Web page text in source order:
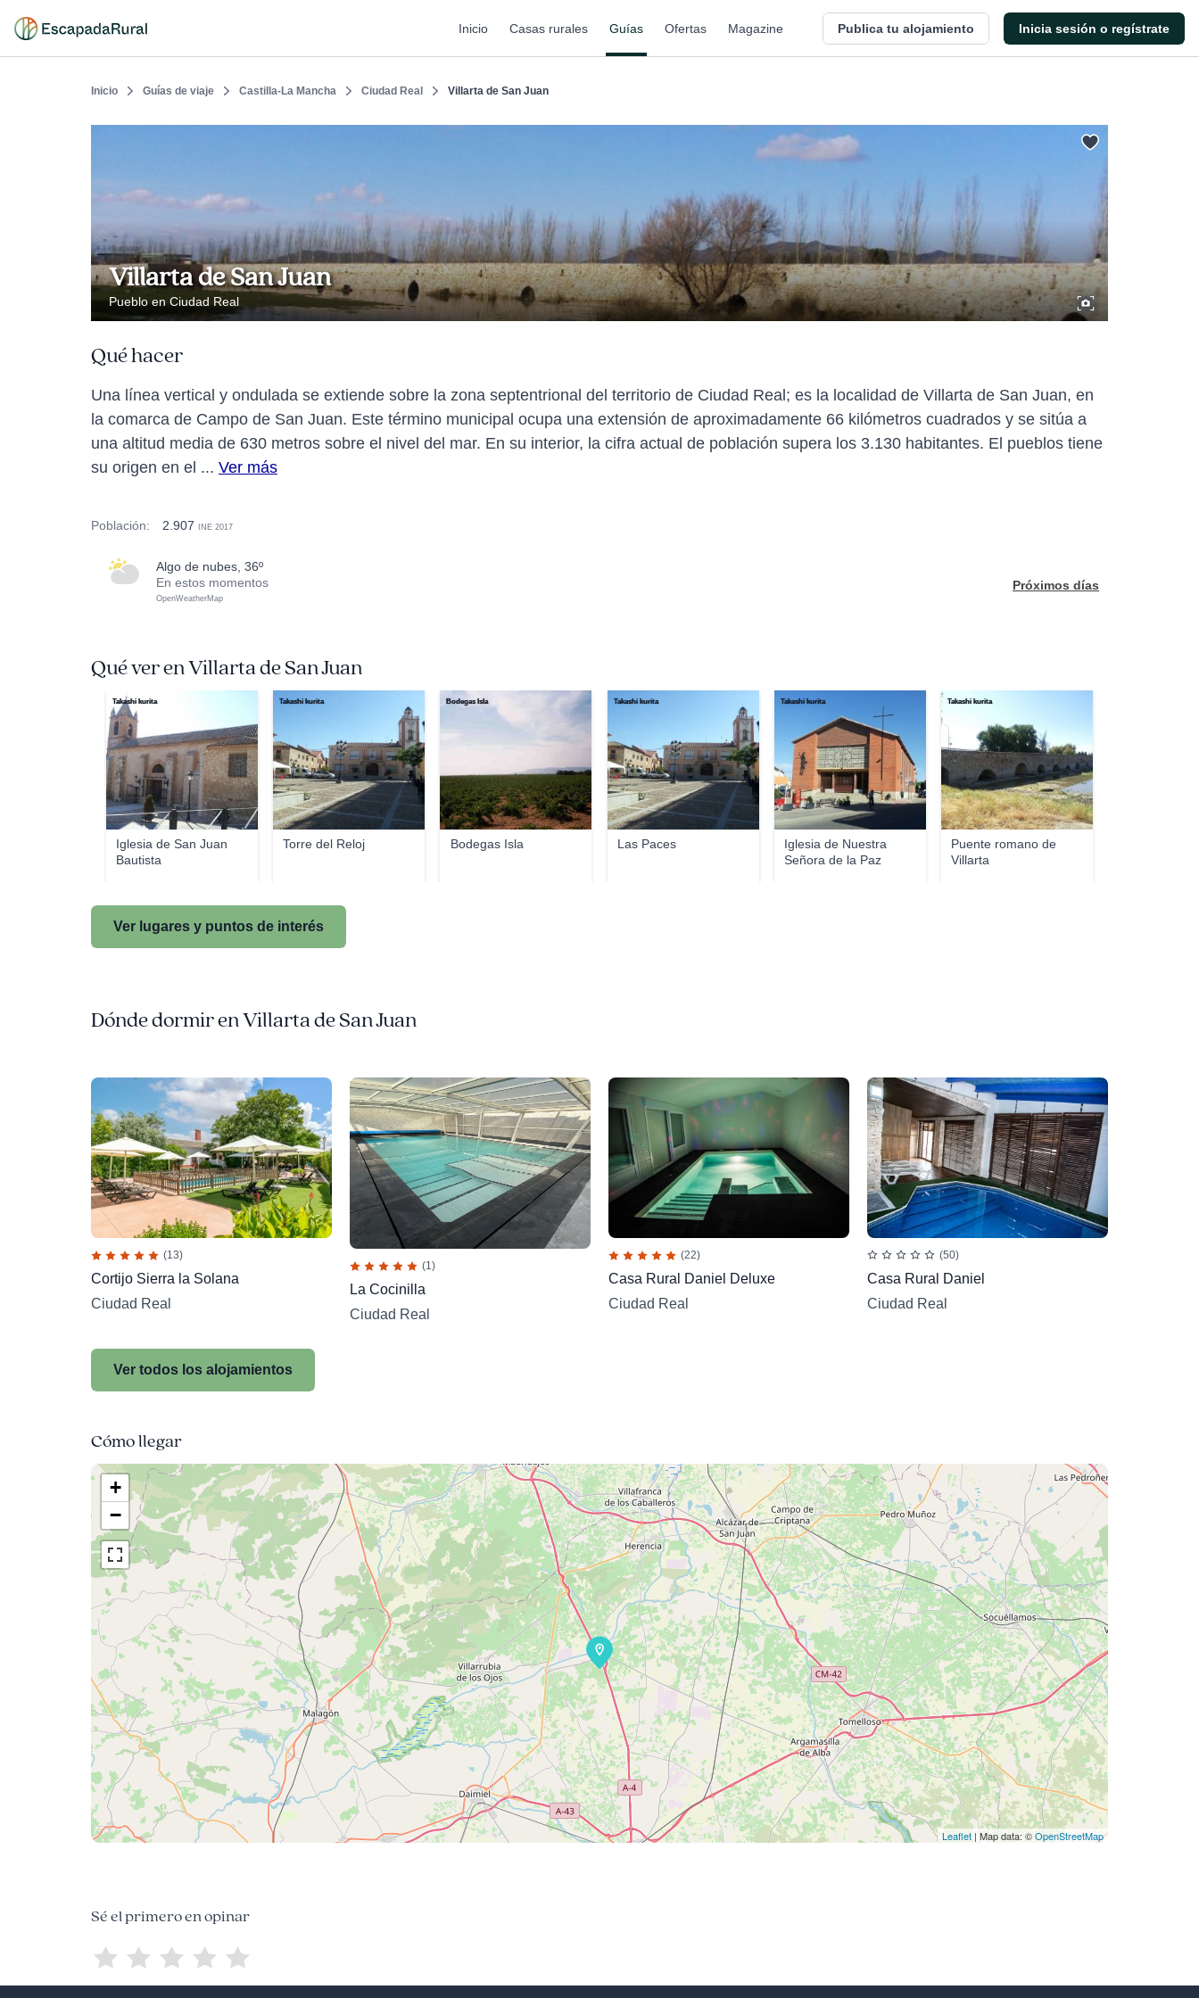
Inicio Casas rurales Guías Ofertas Magazine Publica tu alojamiento Inicia sesión o regístrate
Inicio Guías de viaje Castilla-La Mancha Ciudad Real Villarta de San Juan
Villarta de San Juan
Pueblo en Ciudad Real
Qué hacer
Una línea vertical y ondulada se extiende sobre la zona septentrional del territorio de Ciudad Real; es la localidad de Villarta de San Juan, en
la comarca de Campo de San Juan. Este término municipal ocupa una extensión de aproximadamente 66 kilómetros cuadrados y se sitúa a
una altitud media de 630 metros sobre el nivel del mar. En su interior, la cifra actual de población supera los 3.130 habitantes. El pueblos tiene
su origen en el ... Ver más
Población: 2.907 INE 2017
algo de nubes, 36º
En estos momentos
OpenWeatherMap
Próximos días
Qué ver en Villarta de San Juan
Iglesia de San Juan
Bautista
Takashi kurita
Torre del Reloj
Takashi kurita
Bodegas Isla
Bodegas Isla
Las Paces
Takashi kurita
Iglesia de Nuestra
Señora de la Paz
Takashi kurita
Puente romano de
Villarta
Takashi kurita
Ver lugares y puntos de interés
Dónde dormir en Villarta de San Juan
(13)
Cortijo Sierra la Solana
Ciudad Real
(1)
La Cocinilla
Ciudad Real
(22)
Casa Rural Daniel Deluxe
Ciudad Real
(50)
Casa Rural Daniel
Ciudad Real
Ver todos los alojamientos
Cómo llegar
+
−
Leaflet | Map data: ©OpenStreetMap
Sé el primero en opinar